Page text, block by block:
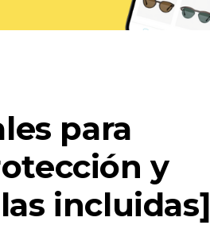
para
y
incluidas]